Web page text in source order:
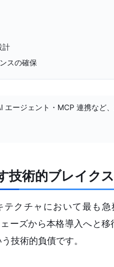
計
スの確保
ージェント・MCP 連携など
技術的ブレイク
クチャにおいて最も急
ーズから本格導入へと
技術的負債です。